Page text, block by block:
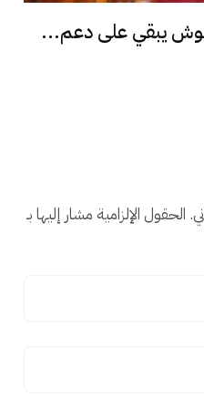
الحقول الإلزامية مشار إليها بـ